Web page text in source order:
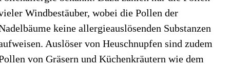
Windbestäuber, wobei die Pollen der
keine allergieauslösenden Substanzen
Auslöser von Heuschnupfen sind zudem
von Gräsern und Küchenkräutern wie dem